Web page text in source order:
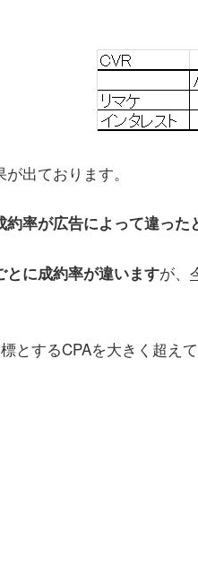
出ております。
率が広告によって違った
に成約率が違いますが、
とするCPAを大きく超え